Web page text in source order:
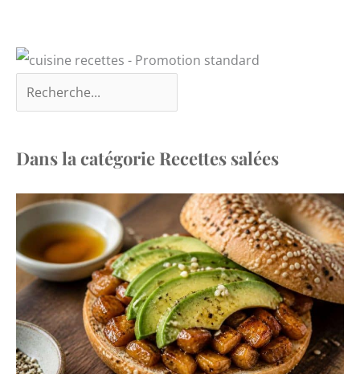
parfaitement formé et
prêt à être cuit dans
Dans la catégorie Recettes salées